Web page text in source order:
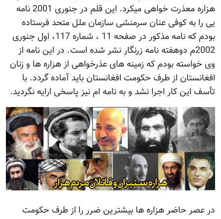
هزاره معذرت خواهی میکرد. این قلم در جنوری 2001 نامه
یی را به کوفی عنان سرمنشی سازمان ملل متحد فرستاده
بودم که نامه مذکور در صفحه 11 ، شماره 117، اول جنوری
2002م دوهفته نامه زرنگار نشر شده است. در این نامه از
وی خواسته بودم که زمینه های عذرخواهی از هزاره ها و زنان
افغانستان از طرف حکومت افغانستان باید آماده گردد. با
تأسف این کار اجرا نشد و به نامه ام نیز پاسخی ارایه نگردید.
در عصر حاضر هزاره ها بیشترین ضرر را از طرف حکومت